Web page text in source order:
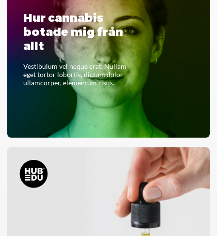
Hur cannabis
botade mig från
allt
Vestibulum vel neque erat. Nullam
eget tortor lobortis, dictum dolor
ullamcorper, elementum risus.